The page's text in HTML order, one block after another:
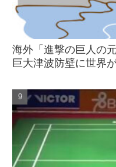
海外「進撃の巨人の
巨大津波防壁に世界